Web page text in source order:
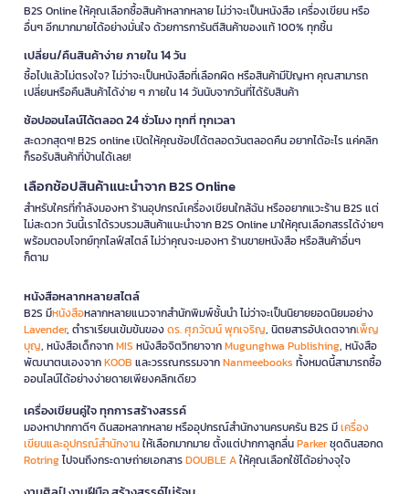
B2S Online ให้คุณเลือกซื้อสินค้าหลากหลาย ไม่ว่าจะเป็นหนังสือ เครื่องเขียน หรือ
อื่นๆ อีกมากมายได้อย่างมั่นใจ ด้วยการการันตีสินค้าของแท้ 100% ทุกชิ้น
เปลี่ยน/คืนสินค้าง่าย ภายใน 14 วัน
ซื้อไปแล้วไม่ตรงใจ? ไม่ว่าจะเป็นหนังสือที่เลือกผิด หรือสินค้ามีปัญหา คุณสามารถ
เปลี่ยนหรือคืนสินค้าได้ง่าย ๆ ภายใน 14 วันนับจากวันที่ได้รับสินค้า
ช้อปออนไลน์ได้ตลอด 24 ชั่วโมง ทุกที่ ทุกเวลา
สะดวกสุดๆ! B2S online เปิดให้คุณช้อปได้ตลอดวันตลอดคืน อยากได้อะไร แค่คลิก
ก็รอรับสินค้าที่บ้านได้เลย!
เลือกช้อปสินค้าแนะนำจาก B2S Online
สำหรับใครที่กำลังมองหา ร้านอุปกรณ์เครื่องเขียนใกล้ฉัน หรืออยากแวะร้าน B2S แต่
ไม่สะดวก วันนี้เราได้รวบรวมสินค้าแนะนำจาก B2S Online มาให้คุณเลือกสรรได้ง่ายๆ
พร้อมตอบโจทย์ทุกไลฟ์สไตล์ ไม่ว่าคุณจะมองหา ร้านขายหนังสือ หรือสินค้าอื่นๆ
ก็ตาม
หนังสือหลากหลายสไตล์
B2S มีหนังสือหลากหลายแนวจากสำนักพิมพ์ชั้นนำ ไม่ว่าจะเป็นนิยายยอดนิยมอย่าง
Lavender, ตำราเรียนเข้มข้นของดร. ศุภวัฒน์ พุกเจริญ, นิตยสารอัปเดตจากเพ็ญ
บุญ, หนังสือเด็กจากMIS หนังสือจิตวิทยาจากMugunghwa Publishing, หนังสือ
พัฒนาตนเองจากKOOB และวรรณกรรมจากNanmeebooks ทั้งหมดนี้สามารถซื้อ
ออนไลน์ได้อย่างง่ายดายเพียงคลิกเดียว
เครื่องเขียนคู่ใจ ทุกการสร้างสรรค์
มองหาปากกาดีๆ ดินสอหลากหลาย หรืออุปกรณ์สำนักงานครบครัน B2S มีเครื่อง
เขียนและอุปกรณ์สำนักงานให้เลือกมากมาย ตั้งแต่ปากกาลูกลื่นParkerชุดดินสอกด
Rotringไปจนถึงกระดาษถ่ายเอกสารDOUBLE Aให้คุณเลือกใช้ได้อย่างจุใจ